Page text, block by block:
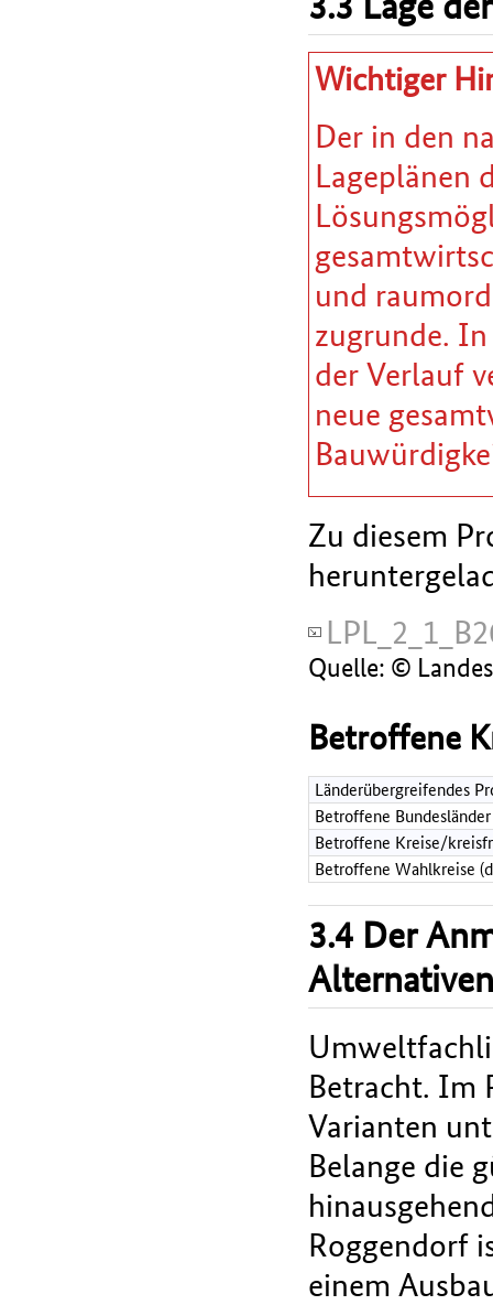
Wichtiger
Der in den
Lageplänen
und
zugrunde.
der Verlauf
neue
Zu diesem
Quelle: ©
Betroffene
Länderübergreifendes
Betroffene Bundesländer
Betroffene Kreise/
Betroffene Wahlkreise
3.4 Der
Betracht. Im
Varianten
Belange die
Roggendorf
einem